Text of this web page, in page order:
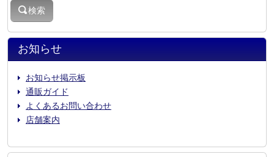
お知らせ
お知らせ掲示板
通販ガイド
よくあるお問い合わせ
店舗案内
検索